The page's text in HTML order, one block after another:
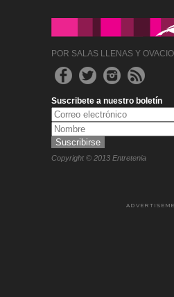
POR SALAS LLENAS Y
Suscribete a nuestro boletín
Copyright © 2013 Entretenia